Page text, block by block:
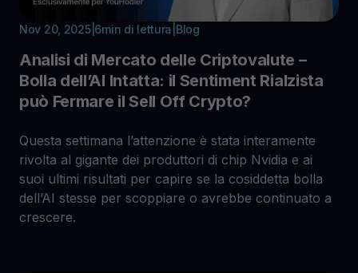
Nov 20, 2025| 6min di lettura Blog
Analisi di Mercato delle Criptovalute –
Bolla dell’AI Intatta: il Sentiment Rialzista
può Fermare il Sell Off Crypto?
Questa settimana l’attenzione è stata interamente
rivolta al gigante dei produttori di chip Nvidia e ai
suoi ultimi risultati per capire se la cosiddetta bolla
dell’AI stesse per scoppiare o avrebbe continuato a
crescere.